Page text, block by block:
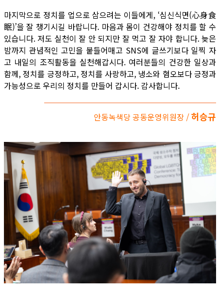
마지막으로 정치를 업으로 삼으려는 이들에게, ‘심신식면(心身食
眠)’을 잘 챙기시길 바랍니다. 마음과 몸이 건강해야 정치를 할 수
있습니다. 저도 실천이 잘 안 되지만 잘 먹고 잘 자야 합니다. 늦은
밤까지 관념적인 고민을 붙들어매고 SNS에 글쓰기보다 일찍 자
고 내일의 조직활동을 실천해갑시다. 여러분들의 건강한 일상과
함께, 정치를 긍정하고, 정치를 사랑하고, 냉소와 혐오보다 긍정과
가능성으로 우리의 정치를 만들어 갑시다. 감사합니다.
안동녹색당 공동운영위원장 /허승규